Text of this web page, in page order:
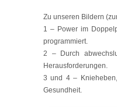
Zu unseren Bildern
1 – Power im
programmiert.
2 – Durch
Herausforderungen.
3 und 4 –
Gesundheit.